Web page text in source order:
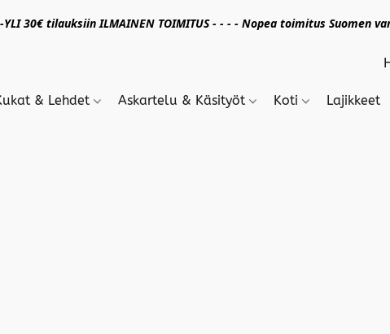
YLI 30€ tilauksiin ILMAINEN TOIMITUS - - - - Nopea toimitus Suomen
& Lehdet Askartelu & Käsityöt Koti Lajikkeet